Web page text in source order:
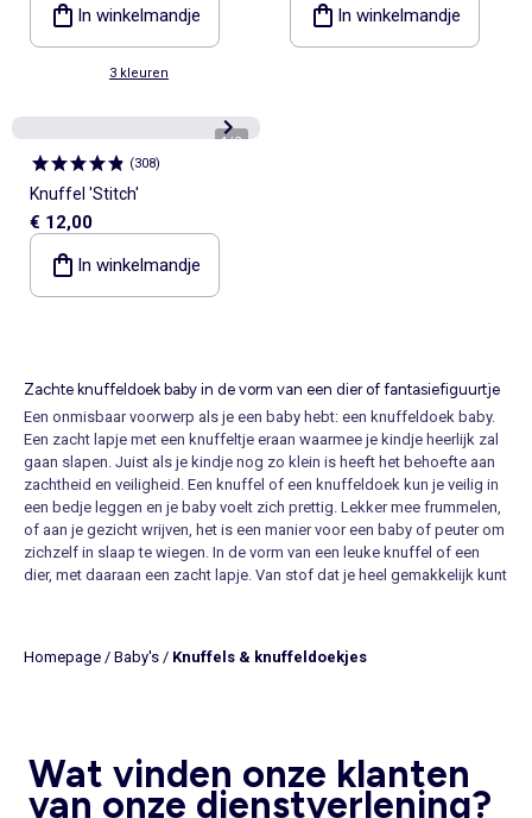
In winkelmandje
3 kleuren
In winkelmandje
1/2
(308)
Knuffel 'Stitch'
€ 12,00
In winkelmandje
Zachte knuffeldoek baby in de vorm van een dier of fantasiefiguurtje
Een onmisbaar voorwerp als je een baby hebt: een knuffeldoek baby.
Een zacht lapje met een knuffeltje eraan waarmee je kindje heerlijk zal
gaan slapen. Juist als je kindje nog zo klein is heeft het behoefte aan
zachtheid en veiligheid. Een knuffel of een knuffeldoek kun je veilig in
een bedje leggen en je baby voelt zich prettig. Lekker mee frummelen,
of aan je gezicht wrijven, het is een manier voor een baby of peuter om
zichzelf in slaap te wiegen. In de vorm van een leuke knuffel of een
dier, met daaraan een zacht lapje. Van stof dat je heel gemakkelijk kunt
in slaap moet vallen.
andere aansprekende figuren die je als knuffel aan je baby kunt
aanbieden. Online bestellen gaat bij ons heel gemakkelijk. En een
knuffeldoek baby is een ideaal kraamcadeautje. Een leuk presentje
Homepage / Baby's / Knuffels & knuffeldoekjes
Wat vinden onze klanten
van onze dienstverlening?